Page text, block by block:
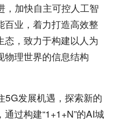
，加快自主可控人工智
百业，着力打造高效整
态，致力于构建以人为
物理世界的信息结构
发展机遇，探索新的
过构建“1+1+N”的AI城